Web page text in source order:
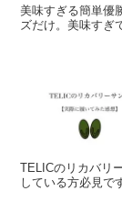
美味すぎる簡単優
ズだけ。美味すぎ
TELICのリカバリ
している方必見で